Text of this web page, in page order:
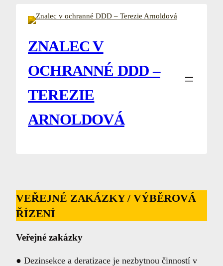
ZNALEC V
OCHRANNÉ DDD –
TEREZIE
ARNOLDOVÁ
VEŘEJNÉ ZAKÁZKY / VÝBĚROVÁ
ŘÍZENÍ
Veřejné zakázky
● Dezinsekce a deratizace je nezbytnou činností v